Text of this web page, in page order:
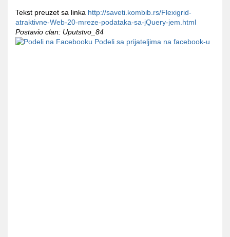
Tekst preuzet sa linka http://saveti.kombib.rs/Flexigrid-
atraktivne-Web-20-mreze-podataka-sa-jQuery-jem.html
Postavio clan: Uputstvo_84
Podeli sa prijateljima na facebook-u